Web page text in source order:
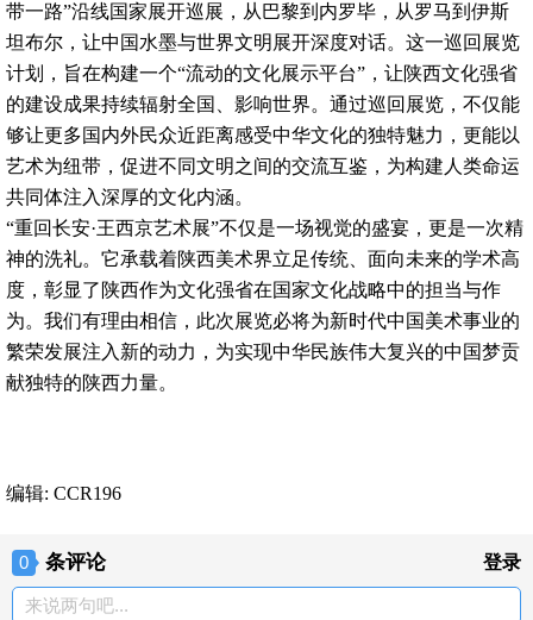
带一路”沿线国家展开巡展，从巴黎到内罗毕，从罗马到伊斯
坦布尔，让中国水墨与世界文明展开深度对话。这一巡回展览
计划，旨在构建一个“流动的文化展示平台”，让陕西文化强省
的建设成果持续辐射全国、影响世界。通过巡回展览，不仅能
够让更多国内外民众近距离感受中华文化的独特魅力，更能以
艺术为纽带，促进不同文明之间的交流互鉴，为构建人类命运
共同体注入深厚的文化内涵。
“重回长安·王西京艺术展”不仅是一场视觉的盛宴，更是一次精
神的洗礼。它承载着陕西美术界立足传统、面向未来的学术高
度，彰显了陕西作为文化强省在国家文化战略中的担当与作
为。我们有理由相信，此次展览必将为新时代中国美术事业的
繁荣发展注入新的动力，为实现中华民族伟大复兴的中国梦贡
献独特的陕西力量。
编辑: CCR196
0 条评论 登录
来说两句吧...